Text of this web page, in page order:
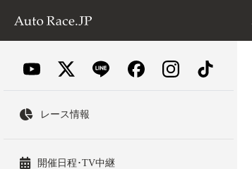
レース情報
開催日程･TV中継